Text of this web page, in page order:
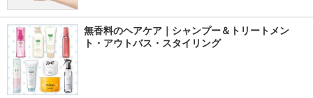
無香料のヘアケア｜シャンプー＆トリートメン
ト・アウトバス・スタイリング